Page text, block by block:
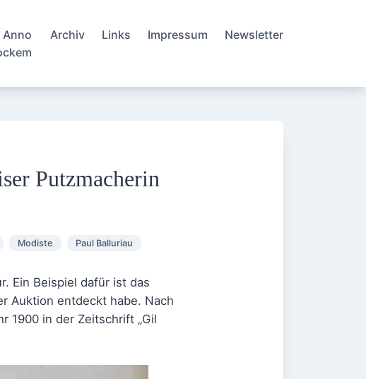
Anno
Archiv Links Impressum Newsletter
Putzmacherin
Modiste Paul Balluriau
Ein Beispiel dafür ist das
Auktion entdeckt habe. Nach
1900 in der Zeitschrift „Gil